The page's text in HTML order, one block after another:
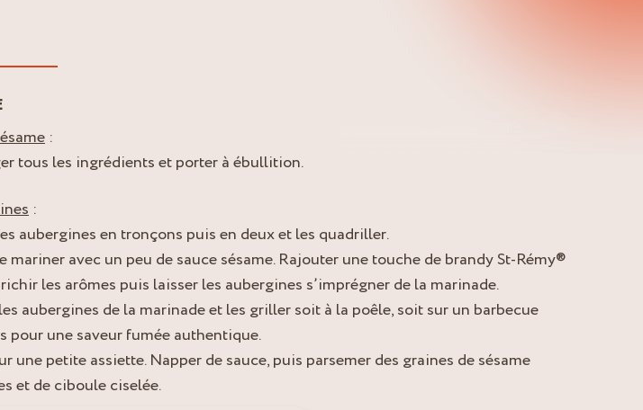
:
tous les ingrédients et porter à ébullition.
:
aubergines en tronçons puis en deux et les quadriller.
mariner avec un peu de sauce sésame. Rajouter une touche de brandy St-Rémy®
les arômes puis laisser les aubergines s’imprégner de la marinade.
aubergines de la marinade et les griller soit à la poêle, soit sur un barbecue
pour une saveur fumée authentique.
une petite assiette. Napper de sauce, puis parsemer des graines de sésame
et de ciboule ciselée.